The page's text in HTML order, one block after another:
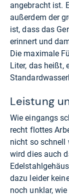
angebracht ist.
außerdem der
ist, dass das
erinnert und
Die maximale
Liter, das heißt,
Leistung
Wie eingangs
recht flottes
nicht so schnell
wird dies auch
dazu leider
noch unklar,